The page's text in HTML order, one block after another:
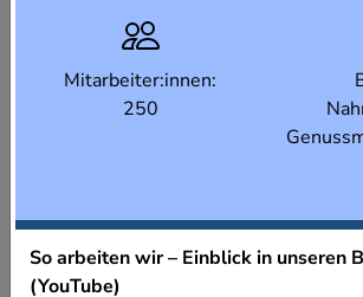
Mitarbeiter:innen:
250
So arbeiten wir – Einblick in unseren
(YouTube)